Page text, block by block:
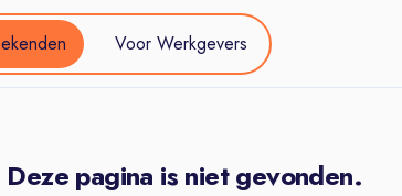
Voor Werkgevers
pagina is niet gevonden.